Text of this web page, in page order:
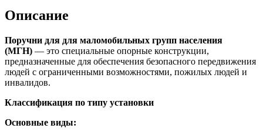
Описание
Поручни для для маломобильных групп населения
(МГН) — это специальные опорные конструкции,
предназначенные для обеспечения безопасного передвижения
людей с ограниченными возможностями, пожилых людей и
инвалидов.
Классификация по типу установки
Основные виды: